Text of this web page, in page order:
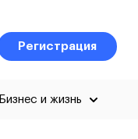
Регистрация
Бизнес и жизнь